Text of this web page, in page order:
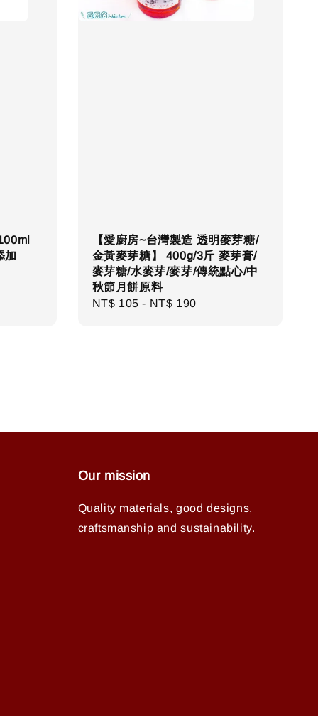
加
【愛廚房~台灣製造 透明麥芽糖/
金黃麥芽糖】 400g/3斤 麥芽膏/
麥芽糖/水麥芽/麥芽/傳統點心/中
秋節月餅原料
Regular
NT$ 105 - NT$ 190
Our mission
Quality materials, good designs,
craftsmanship and sustainability.